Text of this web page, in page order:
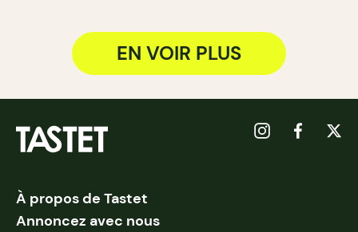
EN VOIR PLUS
À propos de Tastet
Annoncez avec nous